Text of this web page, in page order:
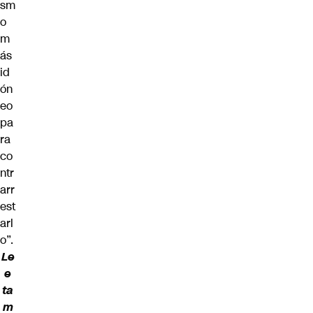
sm
o
m
ás
id
ón
eo
pa
ra
co
ntr
arr
est
arl
o”.
Le
e
ta
m